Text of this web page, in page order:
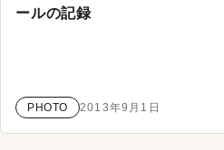
ールの記録
PHOTO 2013年9月1日